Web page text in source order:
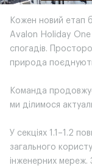
Кожен новий етап
Avalon Holiday One
спогадів.
природа
Команда
ми ділимося
У секціях 1.1–1.2
загального
інженерних мереж.